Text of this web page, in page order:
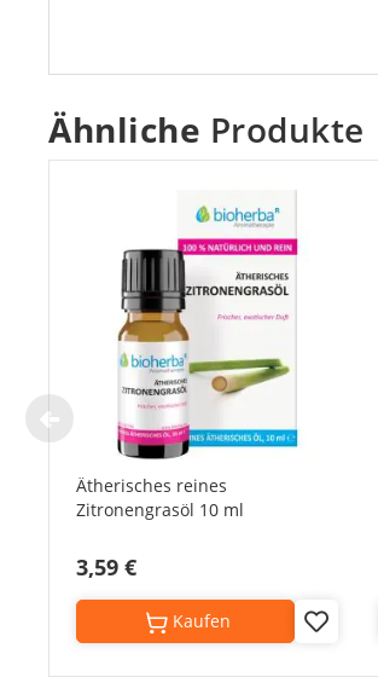
Ähnliche Produkte
Ätherisches reines
Zitronengrasöl 10 ml
3,59 €
Add
Kaufen